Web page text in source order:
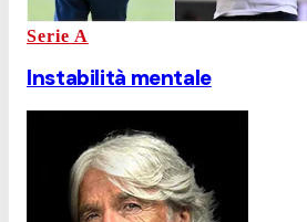
Serie A
Instabilità mentale